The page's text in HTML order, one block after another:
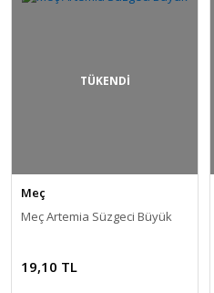
TÜKENDİ
Meç
Meç Artemia Süzgeci Büyük
19,10 TL